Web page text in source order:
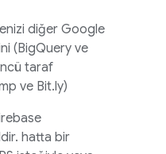
diğer Google
(BigQuery ve
taraf
ve Bit.ly)
hatta bir